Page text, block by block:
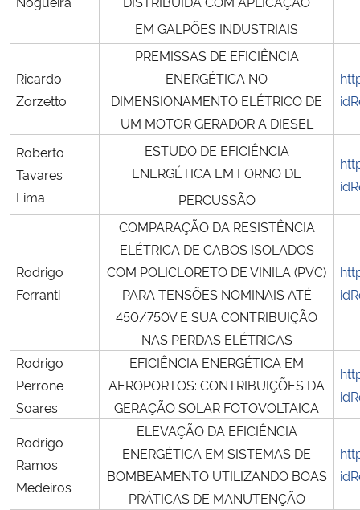
EM GALPÕES INDUSTRIAIS
Ricardo
Zorzetto
PREMISSAS DE EFICIÊNCIA
ENERGÉTICA NO
DIMENSIONAMENTO ELÉTRICO DE
UM MOTOR GERADOR A DIESEL
Roberto
Tavares
Lima
ESTUDO DE EFICIÊNCIA
ENERGÉTICA EM FORNO DE
PERCUSSÃO
Rodrigo
Ferranti
COMPARAÇÃO DA RESISTÊNCIA
ELÉTRICA DE CABOS ISOLADOS
COM POLICLORETO DE VINILA (PVC)
PARA TENSÕES NOMINAIS ATÉ
450/750V E SUA CONTRIBUIÇÃO
NAS PERDAS ELÉTRICAS
Rodrigo
Perrone
Soares
EFICIÊNCIA ENERGÉTICA EM
AEROPORTOS: CONTRIBUIÇÕES DA
GERAÇÃO SOLAR FOTOVOLTAICA
Rodrigo
Ramos
Medeiros
ELEVAÇÃO DA EFICIÊNCIA
ENERGÉTICA EM SISTEMAS DE
BOMBEAMENTO UTILIZANDO BOAS
PRÁTICAS DE MANUTENÇÃO